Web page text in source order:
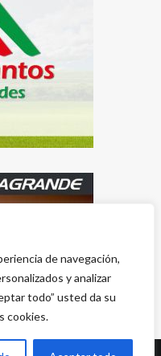
de navegación,
y analizar
todo” usted da su
cookies.